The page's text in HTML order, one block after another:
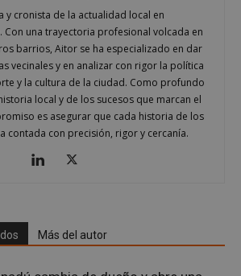
y cronista de la actualidad local en
Con una trayectoria profesional volcada en
barrios, Aitor se ha especializado en dar
vecinales y en analizar con rigor la política
y la cultura de la ciudad. Como profundo
local y de los sucesos que marcan el
es asegurar que cada historia de los
contada con precisión, rigor y cercanía.
Más del autor
estrictamente necesarias permiten la
principal del sitio web, como el
de usuario y la gestión de cuentas.
no se puede utilizar correctamente sin
necesarias.
Proveedor /
Dominio
Cloudflare Inc.
.x.com
29 minutos